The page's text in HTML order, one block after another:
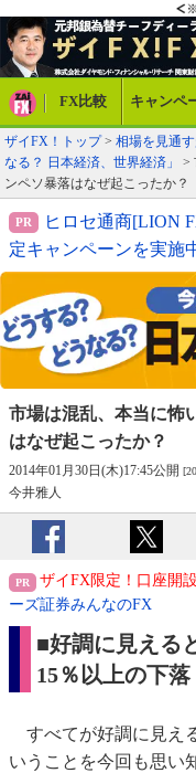
FX比較 キャンペ
ザイFX！トップ> 相場を見通
なる？ 日本経済、世界経済」
>
ンペソ暴落はなぜ起こったか？
ヒロセ通商[LION
定キャンペーンを実施
市場は混乱、本当に怖
はなぜ起こったか？
2014年01月30日(木)17:45公開
今井雅人
ザイFX限定！口座開
ーズ証券みんなのFX
■好調に見える
15％以上の下落
すべてが好調に見え
いうことを今回も思い